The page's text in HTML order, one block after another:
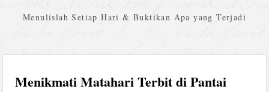
Menulislah Setiap Hari & Buktikan Apa yang Terjadi
Menikmati Matahari Terbit di Pantai